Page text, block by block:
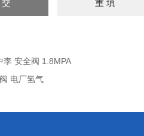
李 安全阀 1.8MPA
电厂氢气